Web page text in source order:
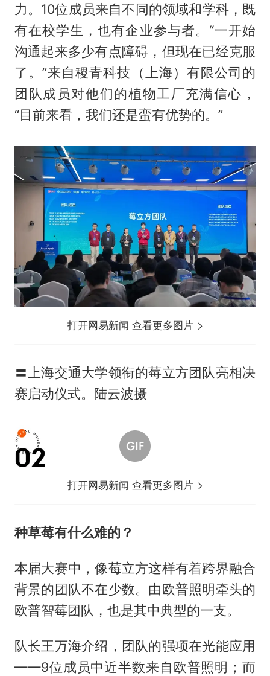
力。10位成员来自不同的领域和学科，既
有在校学生，也有企业参与者。“一开始
沟通起来多少有点障碍，但现在已经克服
了。”来自稷青科技（上海）有限公司的
团队成员对他们的植物工厂充满信心，
“目前来看，我们还是蛮有优势的。”
打开网易新闻 查看更多图片
〓上海交通大学领衔的莓立方团队亮相决
赛启动仪式。陆云波摄
打开网易新闻 查看更多图片
种草莓有什么难的？
本届大赛中，像莓立方这样有着跨界融合
背景的团队不在少数。由欧普照明牵头的
欧普智莓团队，也是其中典型的一支。
队长王万海介绍，团队的强项在光能应用
——9位成员中近半数来自欧普照明；而